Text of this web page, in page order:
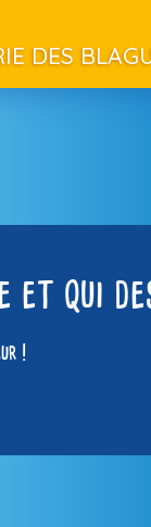
DES
et qui
!